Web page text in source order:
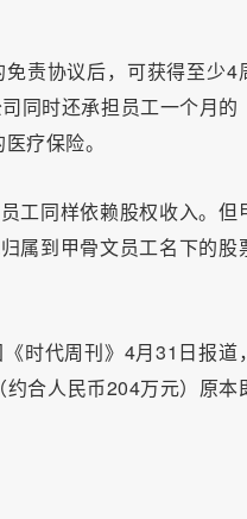
责协议后，可获得至少4
同时还承担员工一个月的
疗保险。
工同样依赖股权收入。但
属到甲骨文员工名下的股
时代周刊》4月31日报道
合人民币204万元）原本